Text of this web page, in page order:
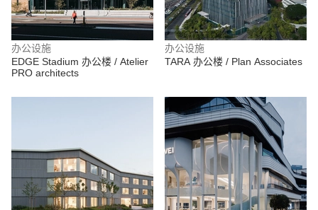
办公设施
EDGE Stadium 办公楼 / Atelier
PRO architects
办公设施
TARA 办公楼 / Plan Associates